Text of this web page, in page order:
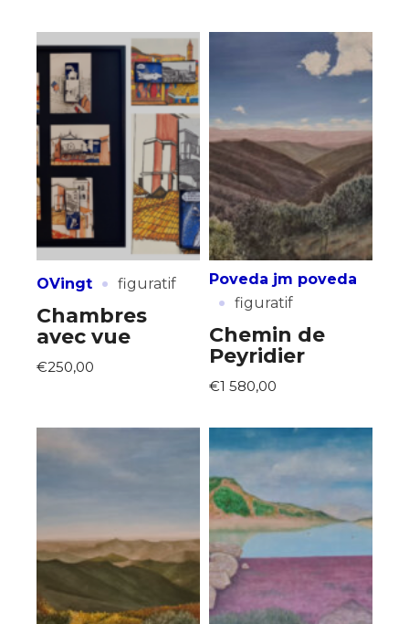
Prénom
Statut / Organisation
J'accepte les termes et conditions
* Champ obligatoire
Adresse email*
Nom
Prénom
Statut / Organisation
J'accepte lestermes et conditions
* Champ obligatoire
OVingt · figuratif
Chambres
avec vue
€250,00
Poveda jm poveda
· figuratif
Chemin de
Peyridier
€1 580,00